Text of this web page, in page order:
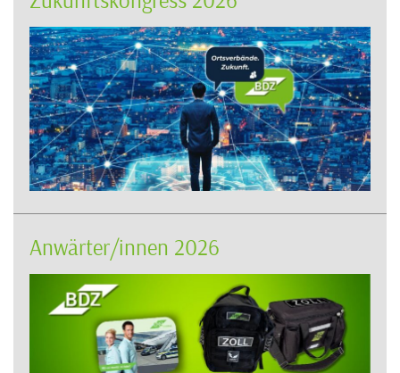
Anwärter/innen 2026